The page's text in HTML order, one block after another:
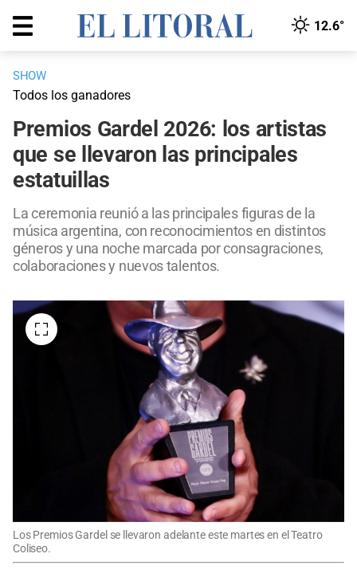
12.6°
SHOW
Todos los ganadores
Premios Gardel 2026: los artistas
que se llevaron las principales
estatuillas
La ceremonia reunió a las principales figuras de la
música argentina, con reconocimientos en distintos
géneros y una noche marcada por consagraciones,
colaboraciones y nuevos talentos.
Los Premios Gardel se llevaron adelante este martes en el Teatro
Coliseo.